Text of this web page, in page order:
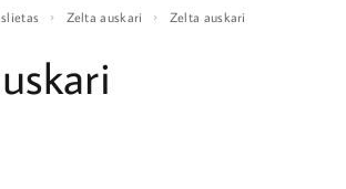
Zelta auskari Zelta auskari